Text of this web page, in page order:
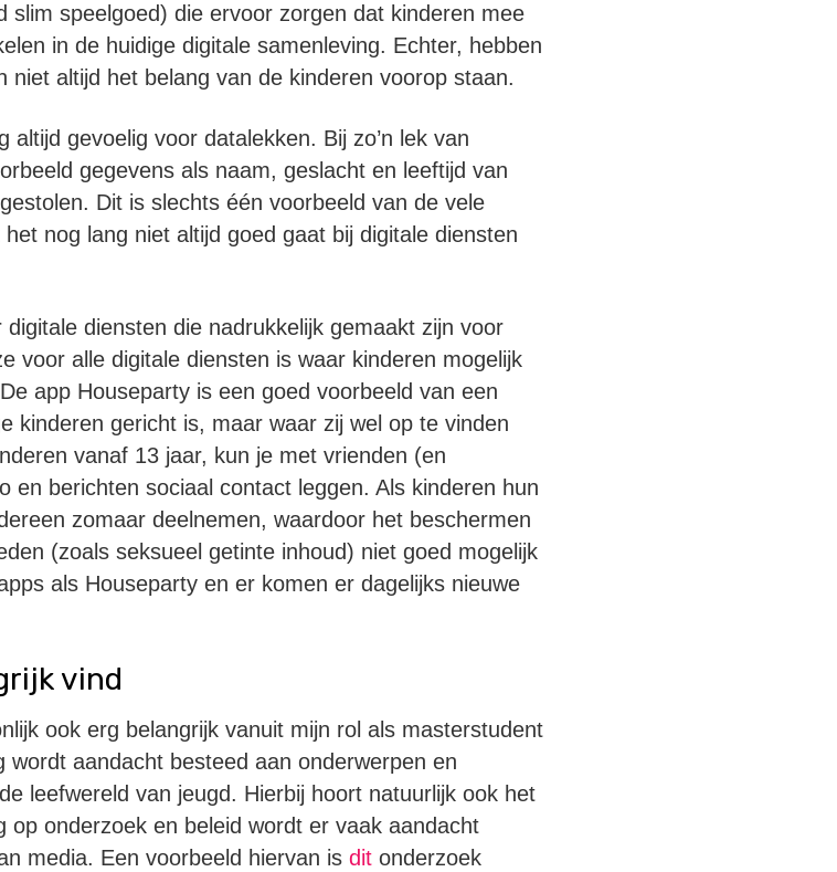
slim speelgoed) die ervoor zorgen dat kinderen mee
in de huidige digitale samenleving. Echter, hebben
niet altijd het belang van de kinderen voorop staan.
gevoelig voor datalekken. Bij zo’n lek van
gegevens als naam, geslacht en leeftijd van
Dit is slechts één voorbeeld van de vele
nog lang niet altijd goed gaat bij digitale diensten
diensten die nadrukkelijk gemaakt zijn voor
voor alle digitale diensten is waar kinderen mogelijk
app Houseparty is een goed voorbeeld van een
kinderen gericht is, maar waar zij wel op te vinden
vanaf 13 jaar, kun je met vrienden (en
en berichten sociaal contact leggen. Als kinderen hun
zomaar deelnemen, waardoor het beschermen
(zoals seksueel getinte inhoud) niet goed mogelijk
als Houseparty en er komen er dagelijks nieuwe
vind
ook erg belangrijk vanuit mijn rol als masterstudent
wordt aandacht besteed aan onderwerpen en
leefwereld van jeugd. Hierbij hoort natuurlijk ook het
onderzoek en beleid wordt er vaak aandacht
media. Een voorbeeld hiervan is ditonderzoek